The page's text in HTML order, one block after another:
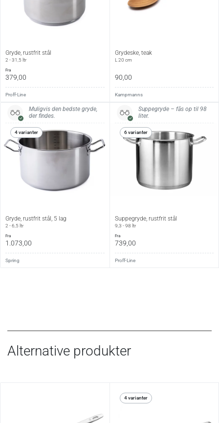
Gryde, rustfrit stål
2 - 31,5 ltr
fra
379,00
Proff-Line
Grydeske, teak
L 20 cm
90,00
Kampmanns
Muligvis den bedste gryde,
der findes.
4 varianter
Gryde, rustfrit stål, 5 lag
2 - 6,5 ltr
fra
1.073,00
Spring
Suppegryde – fås op til 98
liter.
6 varianter
Suppegryde, rustfrit stål
9,3 - 98 ltr
fra
739,00
Proff-Line
Alternative produkter
4 varianter